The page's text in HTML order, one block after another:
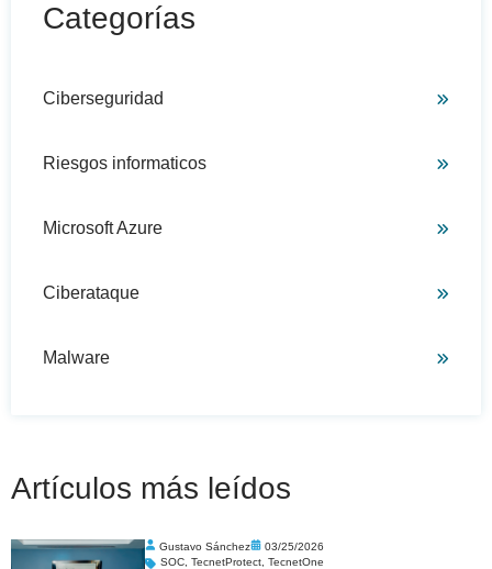
Categorías
Ciberseguridad
Riesgos informaticos
Microsoft Azure
Ciberataque
Malware
Artículos más leídos
Gustavo Sánchez
03/25/2026
SOC,TecnetProtect,TecnetOne